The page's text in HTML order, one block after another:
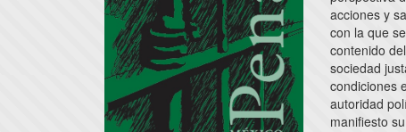
acciones y
con la que
contenido
sociedad
condiciones
autoridad
manifiesto